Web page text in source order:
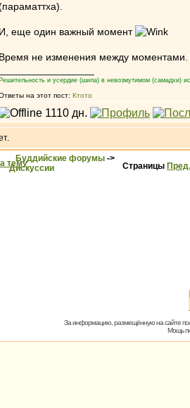
И, еще один важный момент
Время не изменения между моментами.
Решительность и усердие (шила) в невозмутимом (самадхи)
на этот пост: Ктото
Буддийские форумы ->
Дискуссии
Страницы Пред.
За информацию, размещённую на сайте
Мощь